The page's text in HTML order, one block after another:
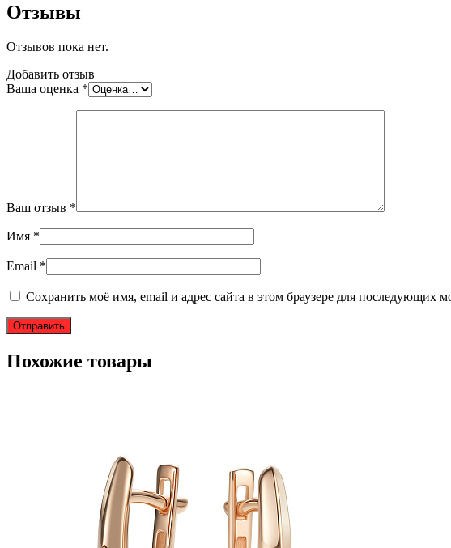
Отзывы
Отзывов пока нет.
Добавить отзыв
Ваша оценка *
Ваш отзыв *
Имя *
Email *
Сохранить моё имя, email и адрес сайта в этом браузере для последующих
Похожие товары